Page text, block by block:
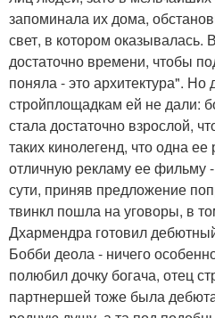
запоминала их дома,
свет, в котором оказывалась.
достаточно времени, чтобы
поняла - это архитектура". Но
стройплощадкам ей не дали:
стала достаточно взрослой,
таких кинолегенд, что одна
отличную рекламу ее фильму
сути, приняв предложение
твинкл пошла на уговоры, в
Дхармендра готовил
Бобби деола - ничего
полюбил дочку богача, отец
партнершей тоже была